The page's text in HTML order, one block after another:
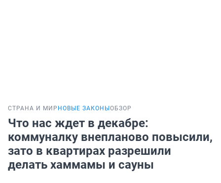
СТРАНА И МИР НОВЫЕ ЗАКОНЫ ОБЗОР
Что нас ждет в декабре:
коммуналку внепланово повысили,
зато в квартирах разрешили
делать хаммамы и сауны